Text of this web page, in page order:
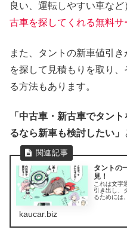
良い、運転しやすい車など
古車を探してくれる無料サ
また、タントの新車値引
を探して見積もりを取り
る方法もあります。
「中古車・新古車でタン
るなら新車も検討したい」
タントの
見！
これは文字
引き出し、
るためには
kaucar.biz